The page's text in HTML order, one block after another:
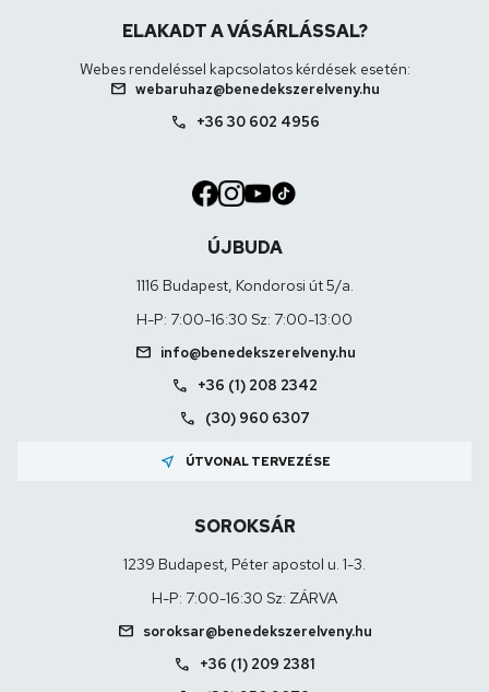
ELAKADT A VÁSÁRLÁSSAL?
Webes rendeléssel kapcsolatos kérdések esetén:
mail webaruhaz@benedekszerelveny.hu
call +36 30 602 4956
ÚJBUDA
1116 Budapest, Kondorosi út 5/a.
H-P: 7:00-16:30 Sz: 7:00-13:00
mail info@benedekszerelveny.hu
call +36 (1) 208 2342
call (30) 960 6307
near_me ÚTVONAL TERVEZÉSE
SOROKSÁR
1239 Budapest, Péter apostol u. 1-3.
H-P: 7:00-16:30 Sz: ZÁRVA
mail soroksar@benedekszerelveny.hu
call +36 (1) 209 2381